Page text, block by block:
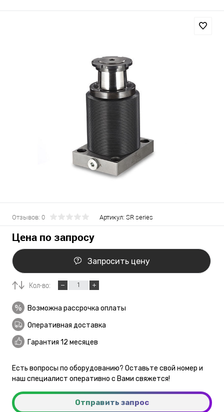
Отзывов: 0 Артикул: SR series
Цена по запросу
Запросить цену
Кол-во:
Возможна рассрочка оплаты
Оперативная доставка
Гарантия 12 месяцев
Есть вопросы по оборудованию? Оставьте свой номер и
наш специалист оперативно с Вами свяжется!
Отправить запрос